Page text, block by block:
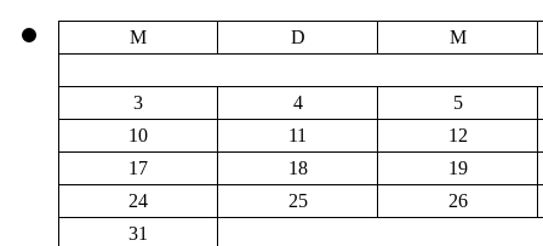
M D M
3 4
5
10
11
12
17
18
19
24
25
26
31